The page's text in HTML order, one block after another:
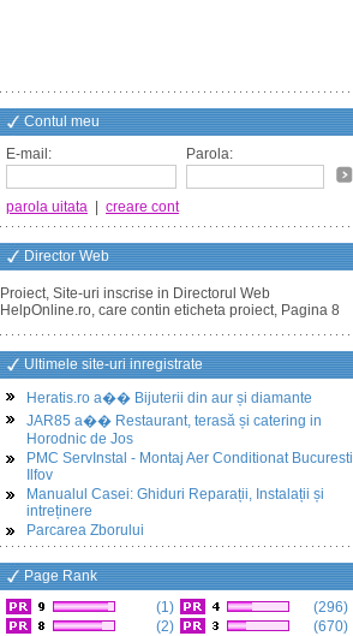
Contul meu
E-mail:
Parola:
parola uitata creare cont
Director Web
Proiect, Site-uri inscrise in Directorul Web
HelpOnline.ro, care contin eticheta proiect, Pagina 8
Ultimele site-uri inregistrate
Heratis.ro a�� Bijuterii din aur și diamante
JAR85 a�� Restaurant, terasă și catering in
Horodnic de Jos
PMC ServInstal - Montaj Aer Conditionat Bucuresti
Ilfov
Manualul Casei: Ghiduri Reparații, Instalații și
intreținere
Parcarea Zborului
Page Rank
(1)
(2)
(296)
(670)